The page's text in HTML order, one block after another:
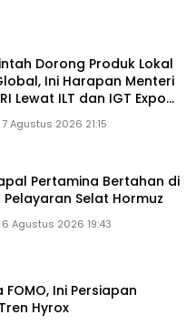
Dorong Produk Lokal
Ini Harapan Menteri
Lewat ILT dan IGT Expo
Agustus 2026 21:15
Pertamina Bertahan di
Pelayaran Selat Hormuz
Agustus 2026 19:43
Ini Persiapan
Hyrox